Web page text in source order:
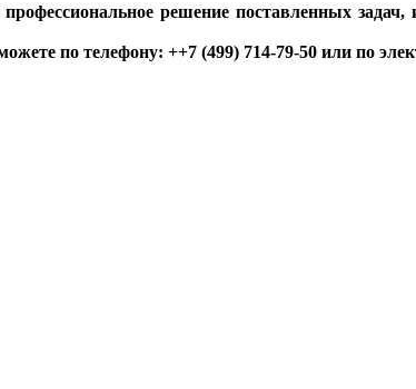
решение поставленных
по телефону: ++7 (499) 714-79-50 или по